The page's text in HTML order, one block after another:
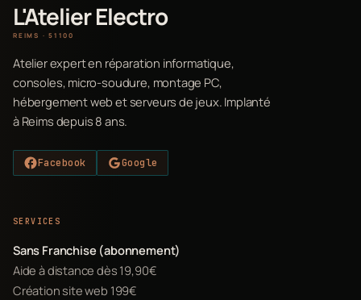
L'Atelier Electro
REIMS · 51100
Atelier expert en réparation informatique,
consoles, micro-soudure, montage PC,
hébergement web et serveurs de jeux. Implanté
à Reims depuis 8 ans.
Facebook Google
SERVICES
Sans Franchise (abonnement)
Aide à distance dès 19,90€
Création site web 199€